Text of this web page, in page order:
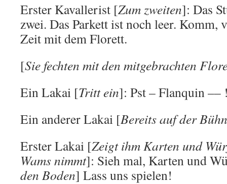
Erster Kavallerist [Zum zweiten]: Das
zwei. Das Parkett ist noch leer. Komm,
Zeit mit dem Florett.
[Sie fechten mit den mitgebrachten
Ein Lakai [Tritt ein]: Pst – Flanquin ––
Ein anderer Lakai [Bereits auf der
Erster Lakai [Zeigt ihm Karten und
Wams nimmt]: Sieh mal, Karten und
den Boden] Lass uns spielen!